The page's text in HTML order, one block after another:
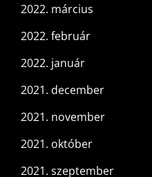
2022. március
2022. február
2022. január
2021. december
2021. november
2021. október
2021. szeptember